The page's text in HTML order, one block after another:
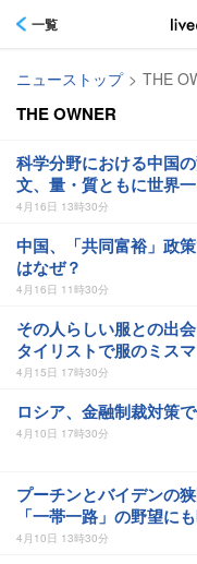
一覧
ニューストップ > THE
THE OWNER
科学分野における中国
文、量・質ともに世界
4月16日 13時30分
中国、「共同富裕」政
はなぜ？
4月16日 11時30分
その人らしい服との出
タイリストで服のミス
すサステナブル
4月15日 17時30分
ロシア、金融制裁対策
4月10日 17時30分
プーチンとバイデンの
「一帯一路」の野望に
4月10日 13時30分